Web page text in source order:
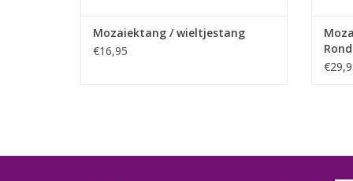
Mozaiektang / wieltjestang
€16,95